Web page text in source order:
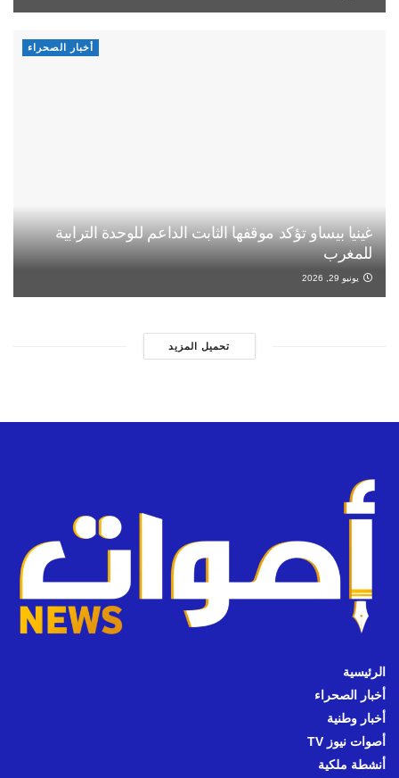
أخبار الصحراء
غينيا بيساو تؤكد موقفها الثابت الداعم للوحدة الترابية
للمغرب
يونيو 29, 2026
تحميل المزيد
الرئيسية
أخبار الصحراء
أخبار وطنية
أصوات نيوز TV
أنشطة ملكية